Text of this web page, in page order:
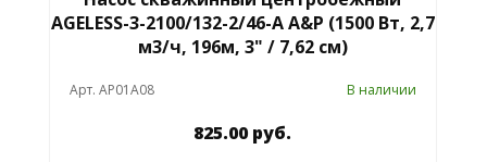
AGELESS-3-2100/132-2/46-A A&P (1500 Вт, 2,7
м3/ч, 196м, 3" / 7,62 см)
Арт. AP01A08 В наличии
825.00 руб.